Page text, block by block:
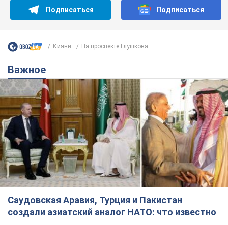
Подписаться Подписаться
Кияни На проспекте Глушкова...
Важное
Саудовская Аравия, Турция и Пакистан
создали азиатский аналог НАТО: что известно